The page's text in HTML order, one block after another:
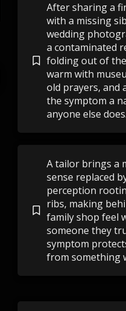
After sharing a
with a missing
wedding
a contaminated
folding out of
warm with
old prayers, and
the symptom a
anyone else does.
A tailor brings a
sense replaced
perception
ribs, making
family shop feel
someone they
symptom
from something